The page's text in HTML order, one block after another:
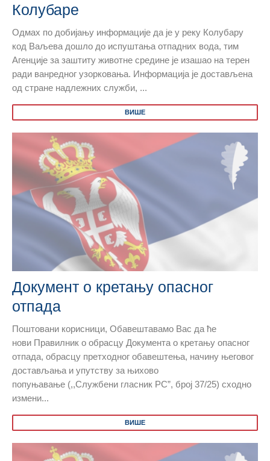
Колубаре
Одмах по добијању информације да је у реку Колубару
код Ваљева дошло до испуштања отпадних вода, тим
Агенције за заштиту животне средине је изашао на терен
ради ванредног узорковања. Информација је достављена
од стране надлежних служби, ...
ВИШЕ
Документ о кретању опасног
отпада
Поштовани корисници, Обавештавамо Вас да ће
нови Правилник о обрасцу Документа о кретању опасног
отпада, обрасцу претходног обавештења, начину његовог
достављања и упутству за њихово
попуњавање (,,Службени гласник РС”, број 37/25) сходно
измени...
ВИШЕ